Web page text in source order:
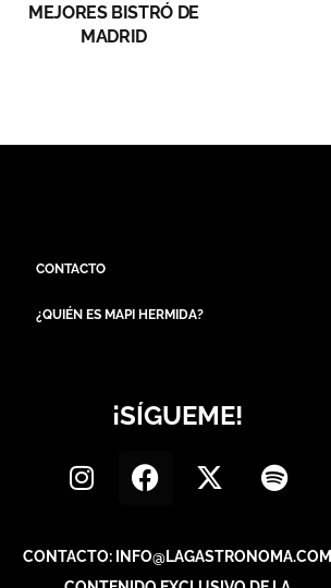
MEJORES BISTRÓ DE
MADRID
CONTACTO
¿QUIÉN ES MAPI HERMIDA?
¡SÍGUEME!
CONTACTO: INFO@LAGASTRONOMA.COM